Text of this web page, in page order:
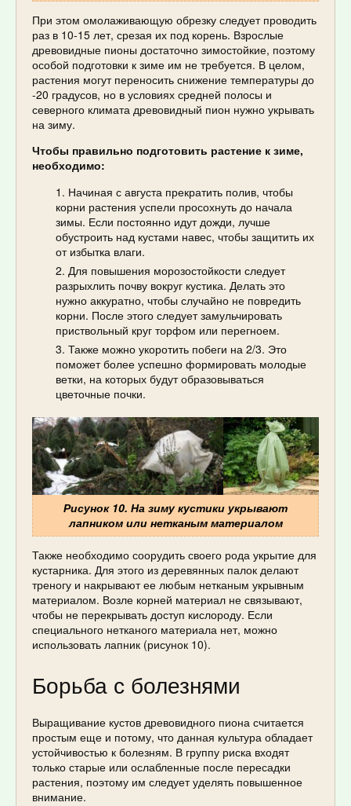
При этом омолаживающую обрезку следует проводить
раз в 10-15 лет, срезая их под корень. Взрослые
древовидные пионы достаточно зимостойкие, поэтому
особой подготовки к зиме им не требуется. В целом,
растения могут переносить снижение температуры до
-20 градусов, но в условиях средней полосы и
северного климата древовидный пион нужно укрывать
на зиму.
Чтобы правильно подготовить растение к зиме,
необходимо:
Начиная с августа прекратить полив, чтобы
корни растения успели просохнуть до начала
зимы. Если постоянно идут дожди, лучше
обустроить над кустами навес, чтобы защитить их
от избытка влаги.
Для повышения морозостойкости следует
разрыхлить почву вокруг кустика. Делать это
нужно аккуратно, чтобы случайно не повредить
корни. После этого следует замульчировать
приствольный круг торфом или перегноем.
Также можно укоротить побеги на 2/3. Это
поможет более успешно формировать молодые
ветки, на которых будут образовываться
цветочные почки.
Рисунок 10. На зиму кустики укрывают
лапником или нетканым материалом
Также необходимо соорудить своего рода укрытие для
кустарника. Для этого из деревянных палок делают
треногу и накрывают ее любым нетканым укрывным
материалом. Возле корней материал не связывают,
чтобы не перекрывать доступ кислороду. Если
специального нетканого материала нет, можно
использовать лапник (рисунок 10).
Борьба с болезнями
Выращивание кустов древовидного пиона считается
простым еще и потому, что данная культура обладает
устойчивостью к болезням. В группу риска входят
только старые или ослабленные после пересадки
растения, поэтому им следует уделять повышенное
внимание.